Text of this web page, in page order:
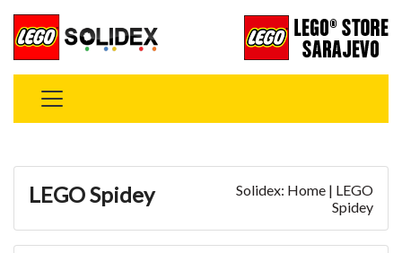
LEGO Spidey
Solidex: Home | LEGO
Spidey